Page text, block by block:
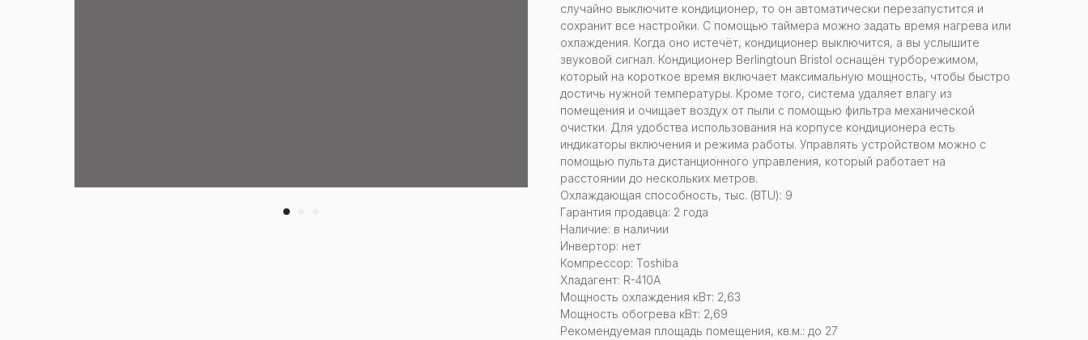
случайно выключите кондиционер, то он автоматически перезапустится и
сохранит все настройки. С помощью таймера можно задать время нагрева или
охлаждения. Когда оно истечёт, кондиционер выключится, а вы услышите
звуковой сигнал. Кондиционер Berlingtoun Bristol оснащён турборежимом,
который на короткое время включает максимальную мощность, чтобы быстро
достичь нужной температуры. Кроме того, система удаляет влагу из
помещения и очищает воздух от пыли с помощью фильтра механической
очистки. Для удобства использования на корпусе кондиционера есть
индикаторы включения и режима работы. Управлять устройством можно с
помощью пульта дистанционного управления, который работает на
расстоянии до нескольких метров.
Охлаждающая способность, тыс. (BTU): 9
Гарантия продавца: 2 года
Наличие: в наличии
Инвертор: нет
Компрессор: Toshiba
Хладагент: R-410A
Мощность охлаждения кВт: 2,63
Мощность обогрева кВт: 2,69
Рекомендуемая площадь помещения, кв.м.: до 27